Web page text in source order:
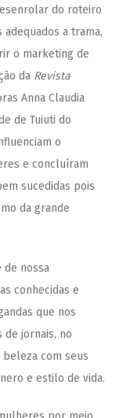
do roteiro
a trama,
o marketing de
da Revista
Anna Claudia
de Tuiuti do
o
e concluíram
sucedidas pois
da grande
de nossa
conhecidas e
que nos
de jornais, no
com seus
e estilo de vida.